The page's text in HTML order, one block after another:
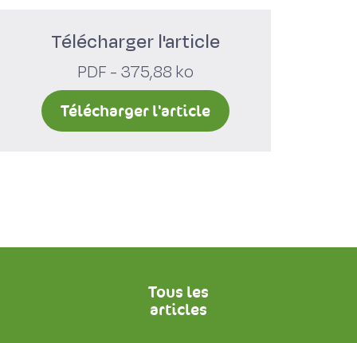
Télécharger l'article
PDF - 375,88 ko
Télécharger l'article
Tous les
articles